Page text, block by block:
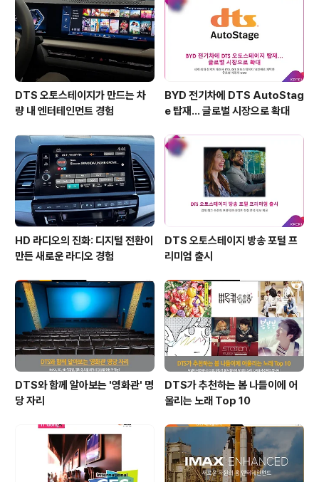
는 눈부신 발전을 거듭해 왔으며 현재 북미 신차 판매량의
60%에 탑재되며 1억 1,500만 대의 차량에서 만나볼 수
있습니다..
DTS 오토스테이지가 만드는 차
량 내 엔터테인먼트 경험
BYD 전기차에 DTS AutoStag
e 탑재… 글로벌 시장으로 확대
HD 라디오의 진화: 디지털 전환이
만든 새로운 라디오 경험
DTS 오토스테이지 방송 포털 프
리미엄 출시
DTS와 함께 알아보는 '영화관' 명
당 자리
DTS가 추천하는 봄 나들이에 어
울리는 노래 Top 10